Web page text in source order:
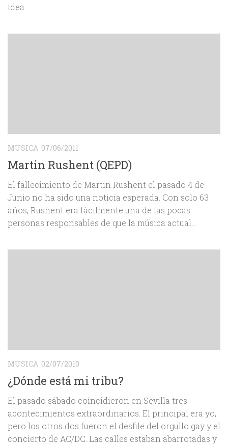
idea.
MÚSICA 07/06/2011
Martin Rushent (QEPD)
El fallecimiento de Martin Rushent el pasado 4 de
Junio no ha sido una noticia esperada. Con solo 63
años, Rushent era fácilmente una de las pocas
personas responsables de que la música actual...
MÚSICA 02/07/2010
¿Dónde está mi tribu?
El pasado sábado coincidieron en Sevilla tres
acontecimientos extraordinarios. El principal era yo,
pero los otros dos fueron el desfile del orgullo gay y el
concierto de AC/DC. Las calles estaban abarrotadas y